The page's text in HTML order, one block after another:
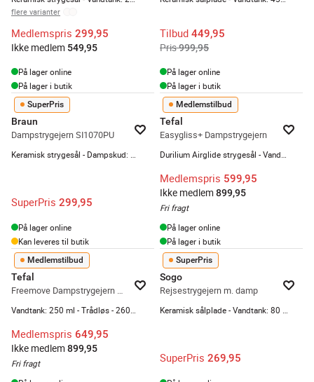
flere varianter
Medlemspris 299,95
Ikke medlem 549,95
På lager online
På lager i butik
Tilbud 449,95
Pris999,95
På lager online
På lager i butik
SuperPris
Braun
Dampstrygejern SI1070PU
SuperPris 299,95
På lager online
Kan leveres til butik
Medlemstilbud
Tefal
Easygliss+ Dampstrygejern
Medlemspris 599,95
Ikke medlem 899,95
Fri fragt
På lager online
På lager i butik
Medlemstilbud
Tefal
Freemove Dampstrygejern FV6675E0
Medlemspris 649,95
Ikke medlem 899,95
Fri fragt
SuperPris
Sogo
Rejsestrygejern m. damp
SuperPris 269,95